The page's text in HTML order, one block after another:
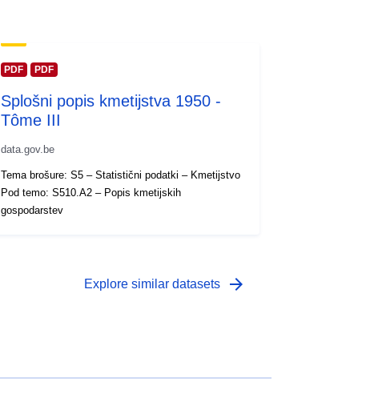
PDF PDF
Splošni popis kmetijstva 1950 -
Tôme III
data.gov.be
Tema brošure: S5 – Statistični podatki – Kmetijstvo
Pod temo: S510.A2 – Popis kmetijskih
gospodarstev
Explore similar datasets arrow_forward